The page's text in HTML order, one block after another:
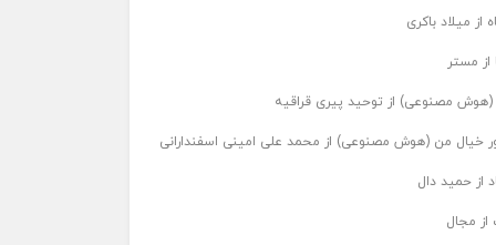
از میلاد باکری
از مستر
(هوش مصنوعی) از توحید پیری قراقیه
خیال من (هوش مصنوعی) از محمد علی امینی اسفندارانی
از حمید دال
از مجال